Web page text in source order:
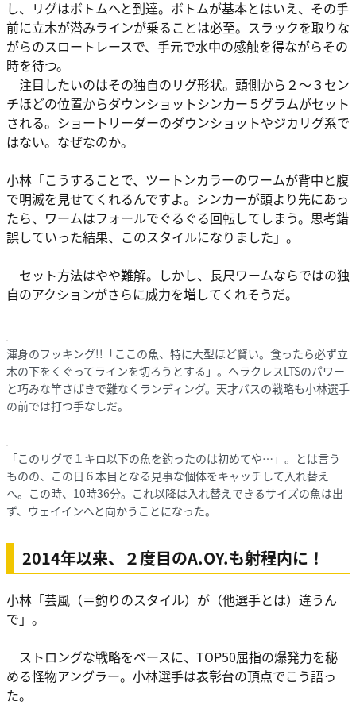
し、リグはボトムへと到達。ボトムが基本とはいえ、その手
前に立木が潜みラインが乗ることは必至。スラックを取りな
がらのスロートレースで、手元で水中の感触を得ながらその
時を待つ。
注目したいのはその独自のリグ形状。頭側から２〜３セン
チほどの位置からダウンショットシンカー５グラムがセット
される。ショートリーダーのダウンショットやジカリグ系で
はない。なぜなのか。
小林「こうすることで、ツートンカラーのワームが背中と腹
で明滅を見せてくれるんですよ。シンカーが頭より先にあっ
たら、ワームはフォールでぐるぐる回転してしまう。思考錯
誤していった結果、このスタイルになりました」。
セット方法はやや難解。しかし、長尺ワームならではの独
自のアクションがさらに威力を増してくれそうだ。
渾身のフッキング!!「ここの魚、特に大型ほど賢い。食ったら必ず立
木の下をくぐってラインを切ろうとする」。ヘラクレスLTSのパワー
と巧みな竿さばきで難なくランディング。天才バスの戦略も小林選手
の前では打つ手なしだ。
「このリグで１キロ以下の魚を釣ったのは初めてや…」。とは言う
ものの、この日６本目となる見事な個体をキャッチして入れ替え
へ。この時、10時36分。これ以降は入れ替えできるサイズの魚は出
ず、ウェイインへと向かうことになった。
2014年以来、２度目のA.OY.も射程内に！
小林「芸風（＝釣りのスタイル）が（他選手とは）違うん
で」。
ストロングな戦略をベースに、TOP50屈指の爆発力を秘
める怪物アングラー。小林選手は表彰台の頂点でこう語っ
た。